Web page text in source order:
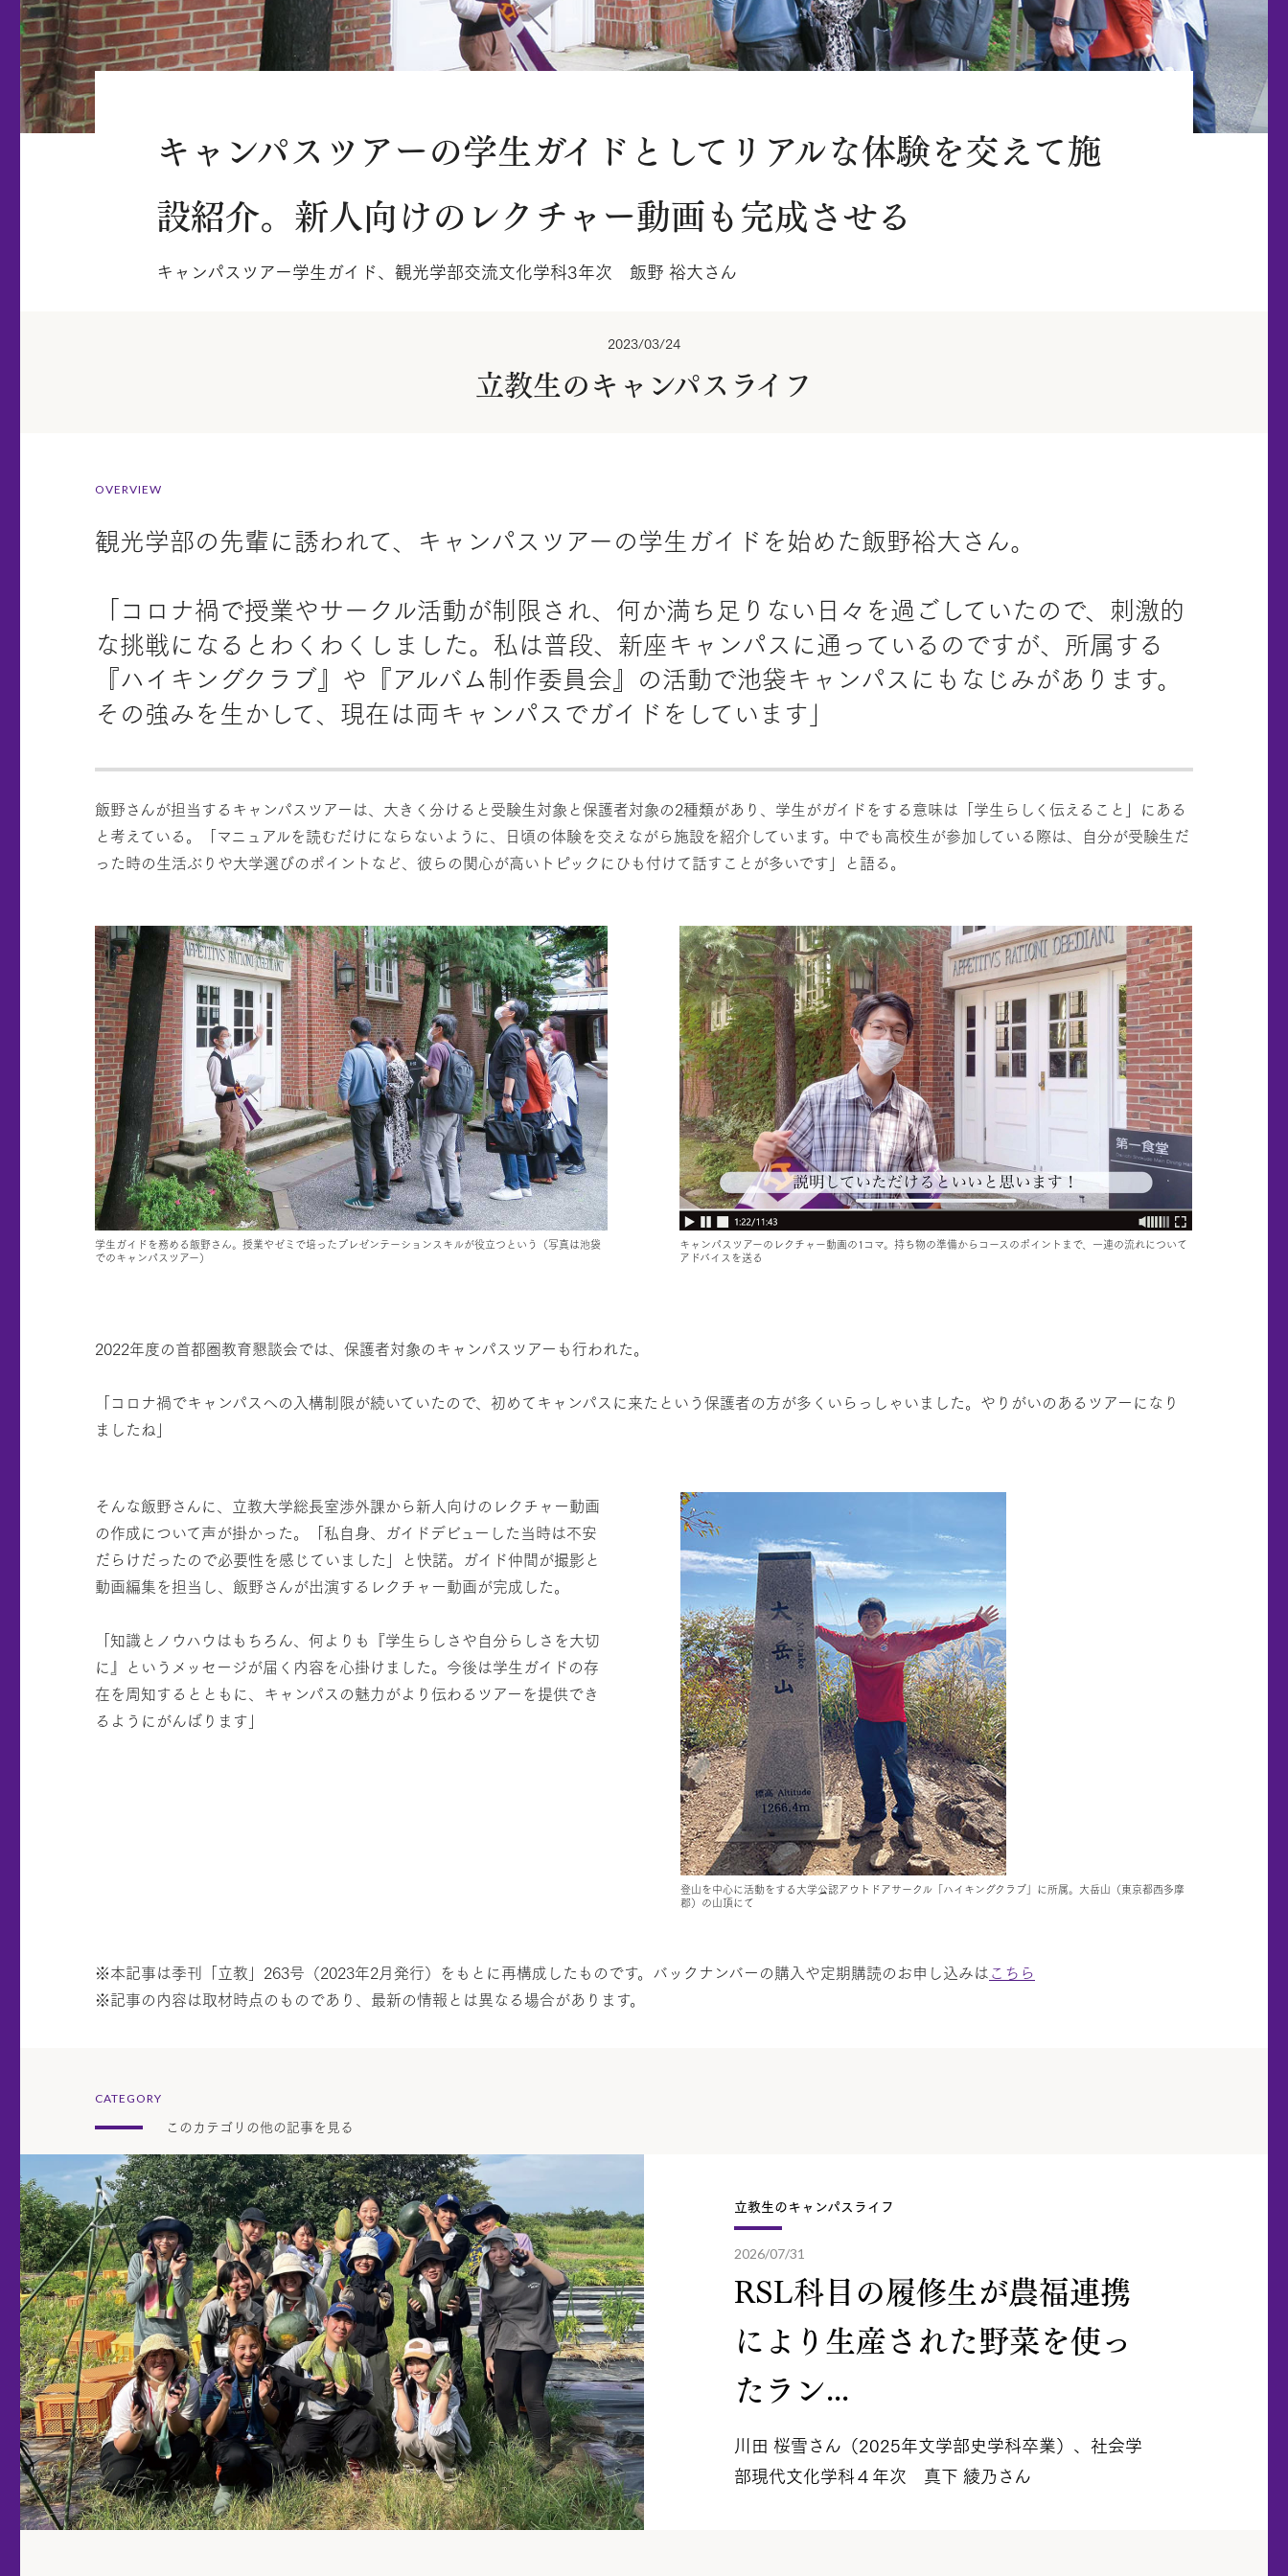
キャンパスツアーの学生ガイドとしてリアルな体験を交えて施
設紹介。新人向けのレクチャー動画も完成させる
キャンパスツアー学生ガイド、観光学部交流文化学科3年次 飯野 裕大さん
2023/03/24
立教生のキャンパスライフ
OVERVIEW
観光学部の先輩に誘われて、キャンパスツアーの学生ガイドを始めた飯野裕大さん。
「コロナ禍で授業やサークル活動が制限され、何か満ち足りない日々を過ごしていたので、刺激的
な挑戦になるとわくわくしました。私は普段、新座キャンパスに通っているのですが、所属する
『ハイキングクラブ』や『アルバム制作委員会』の活動で池袋キャンパスにもなじみがあります。
その強みを生かして、現在は両キャンパスでガイドをしています」
飯野さんが担当するキャンパスツアーは、大きく分けると受験生対象と保護者対象の2種類があり、学生がガイドをする意味は「学生らしく伝えること」にある
と考えている。「マニュアルを読むだけにならないように、日頃の体験を交えながら施設を紹介しています。中でも高校生が参加している際は、自分が受験生だ
った時の生活ぶりや大学選びのポイントなど、彼らの関心が高いトピックにひも付けて話すことが多いです」と語る。
学生ガイドを務める飯野さん。授業やゼミで培ったプレゼンテーションスキルが役立つという（写真は池袋
でのキャンパスツアー）
キャンパスツアーのレクチャー動画の1コマ。持ち物の準備からコースのポイントまで、一連の流れについて
アドバイスを送る
2022年度の首都圏教育懇談会では、保護者対象のキャンパスツアーも行われた。
「コロナ禍でキャンパスへの入構制限が続いていたので、初めてキャンパスに来たという保護者の方が多くいらっしゃいました。やりがいのあるツアーになり
ましたね」
登山を中心に活動をする大学公認アウトドアサークル「ハイキングクラブ」に所属。大岳山（東京都西多摩
郡）の山頂にて
そんな飯野さんに、立教大学総長室渉外課から新人向けのレクチャー動画
の作成について声が掛かった。「私自身、ガイドデビューした当時は不安
だらけだったので必要性を感じていました」と快諾。ガイド仲間が撮影と
動画編集を担当し、飯野さんが出演するレクチャー動画が完成した。
「知識とノウハウはもちろん、何よりも『学生らしさや自分らしさを大切
に』というメッセージが届く内容を心掛けました。今後は学生ガイドの存
在を周知するとともに、キャンパスの魅力がより伝わるツアーを提供でき
るようにがんばります」
※本記事は季刊「立教」263号（2023年2月発行）をもとに再構成したものです。バックナンバーの購入や定期購読のお申し込みはこちら
※記事の内容は取材時点のものであり、最新の情報とは異なる場合があります。
CATEGORY
このカテゴリの他の記事を見る
立教生のキャンパスライフ
2026/07/31
RSL科目の履修生が農福連携
により生産された野菜を使っ
たラン...
川田 桜雪さん（2025年文学部史学科卒業）、社会学
部現代文化学科４年次 真下 綾乃さん